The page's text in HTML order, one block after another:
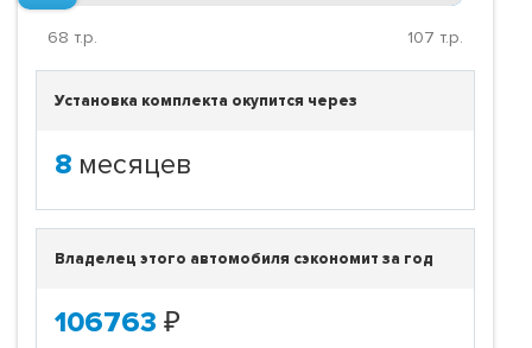
68 т.р. 107 т.р.
Установка комплекта окупится через
8 месяцев
Владелец этого автомобиля сэкономит за год
106763 ₽